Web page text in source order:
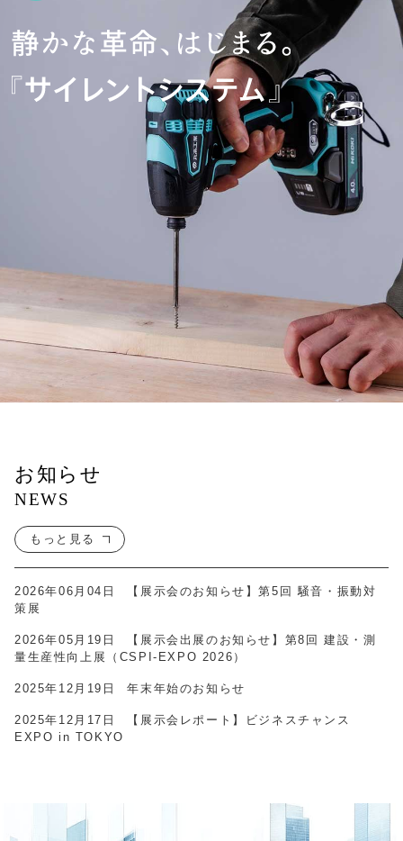
お知らせ
NEWS
もっと見る
2026年06月04日
【展示会のお知らせ】第5回 騒音・振動対
策展
2026年05月19日
【展示会出展のお知らせ】第8回 建設・測
量生産性向上展（CSPI-EXPO 2026）
2025年12月19日 年末年始のお知らせ
2025年12月17日
【展示会レポート】ビジネスチャンス
EXPO in TOKYO